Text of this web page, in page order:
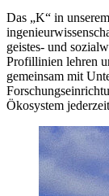
Das „K“ in
geistes- und
Profillinien lehren
gemeinsam mit
Ökosystem